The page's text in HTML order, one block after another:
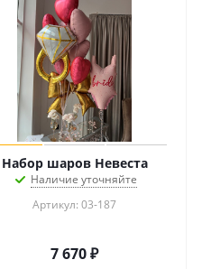
Набор шаров Невеста
Наличие уточняйте
Артикул: 03-187
7 670₽